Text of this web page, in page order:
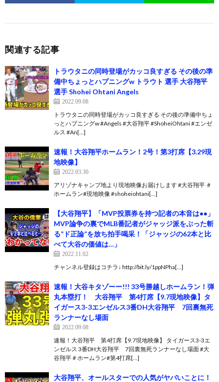
関連する記事
トラウタニの同時登場がカッコ良すぎる その後の準
備中ちょっとハプニングw トラウト 選手 大谷翔平
選手 Shohei Ohtani Angels
2022.09.08
トラウタニの同時登場がカッコ良すぎる その後の準備中ちょ
っとハプニングw #Angels #大谷翔平 #ShoheiOhtani #エンゼ
ルス #An[…]
速報！大谷翔平ホームラン！2号！第3打席【3.29現
地映像】
2022.03.30
アリゾナキャンプ地より現地映像お届けします #大谷翔平 ＃
ホームラン#現地映像 #shoheiohtani[…]
【大谷翔平】「MVP投票券を持つ記者の本音は●●」
MVP論争の裏でMLB番記者がジャッジ派をぶった斬
る”ド正論”を放ち拍手喝采！「ジャッジの62本と比
べて大谷の価値は…」
2022.11.02
チャンネル登録はコチラ↓ http://bit.ly/1ppNPha[…]
速報！大谷キタゾーー!!! 33号勝越しホームラン！弾
丸本塁打！ 大谷翔平 第4打席【9.7現地映像】タ
イガース3-3エンゼルス3番DH大谷翔平 7回裏無死
ランナーなし場面
2022.09.08
速報！大谷翔平 第4打席【9.7現地映像】 タイガース3-3エ
ンゼルス 3番DH大谷翔平 7回裏無死ランナーなし場面 #大
谷翔平＃ホームラン#第4打席[…]
大谷翔平、オールスターでの人気がヤバいことに！